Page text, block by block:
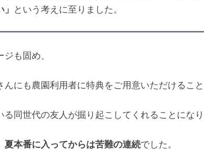
という考えに至りました。
も固め、
にも農園利用者に特典をご用意いただけること
る同世代の友人が掘り起こしてくれることになり
夏本番に入ってからは苦難の連続でした。